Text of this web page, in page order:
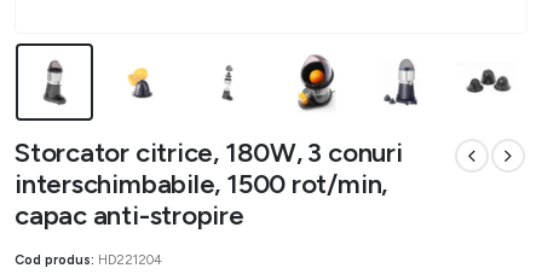
Storcator citrice, 180W, 3 conuri
interschimbabile, 1500 rot/min,
capac anti-stropire
Cod produs: HD221204